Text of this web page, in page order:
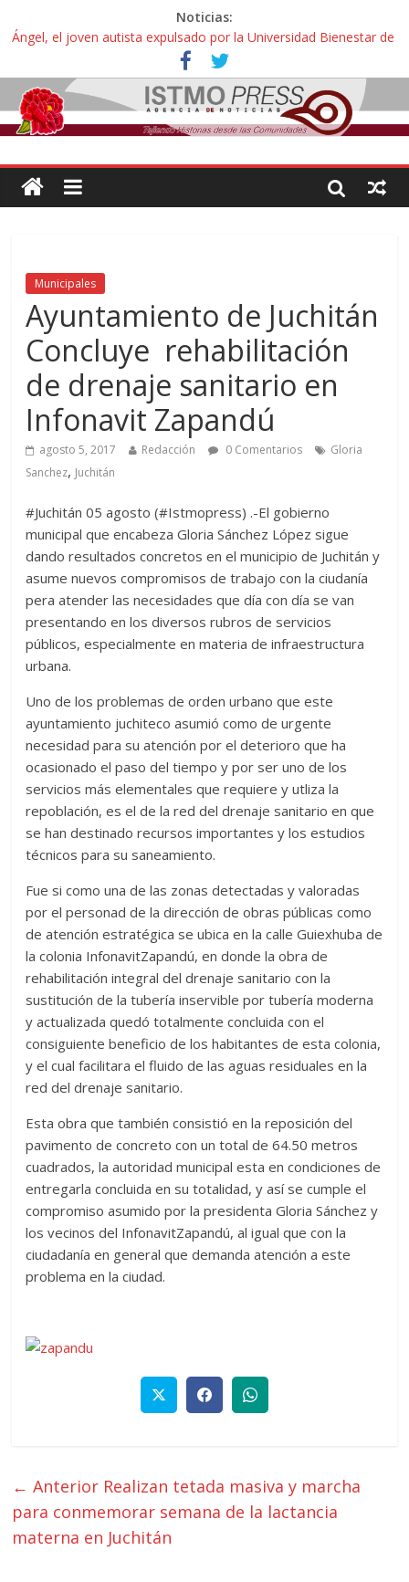
Noticias:
Ángel, el joven autista expulsado por la Universidad Bienestar de
Ixtepec, Oaxaca vuelve a las aulas tras amparo
Familiares de periodista Alejandro Leyva se reúnen con titular de
la SEGOB y exigen detener a los autores materiales e
intelectuales de su asesinato
Alertan pescadores de Juchitán, Oaxaca de nuevo despojo de su
Pescadores y comuneros ikoots detienen la extracción ilegal de
material pétreo de gravera Oyamel
Municipales
Ayuntamiento de Juchitán
Concluye rehabilitación
de drenaje sanitario en
Infonavit Zapandú
agosto 5, 2017 Redacción 0 Comentarios
Gloria
Sanchez, Juchitán
#Juchitán 05 agosto (#Istmopress) .-El gobierno
municipal que encabeza Gloria Sánchez López sigue
dando resultados concretos en el municipio de Juchitán y
asume nuevos compromisos de trabajo con la ciudanía
pera atender las necesidades que día con día se van
presentando en los diversos rubros de servicios
públicos, especialmente en materia de infraestructura
urbana.
Uno de los problemas de orden urbano que este
ayuntamiento juchiteco asumió como de urgente
necesidad para su atención por el deterioro que ha
ocasionado el paso del tiempo y por ser uno de los
servicios más elementales que requiere y utliza la
repoblación, es el de la red del drenaje sanitario en que
se han destinado recursos importantes y los estudios
técnicos para su saneamiento.
Fue si como una de las zonas detectadas y valoradas
por el personad de la dirección de obras públicas como
de atención estratégica se ubica en la calle Guiexhuba de
la colonia InfonavitZapandú, en donde la obra de
rehabilitación integral del drenaje sanitario con la
sustitución de la tubería inservible por tubería moderna
y actualizada quedó totalmente concluida con el
consiguiente beneficio de los habitantes de esta colonia,
y el cual facilitara el fluido de las aguas residuales en la
red del drenaje sanitario.
Esta obra que también consistió en la reposición del
pavimento de concreto con un total de 64.50 metros
cuadrados, la autoridad municipal esta en condiciones de
entregarla concluida en su totalidad, y así se cumple el
compromiso asumido por la presidenta Gloria Sánchez y
los vecinos del InfonavitZapandú, al igual que con la
ciudadanía en general que demanda atención a este
problema en la ciudad.
← Anterior Realizan tetada masiva y marcha
para conmemorar semana de la lactancia
materna en Juchitán